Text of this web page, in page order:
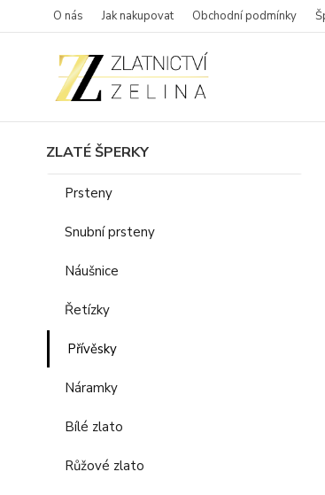
O nás Jak nakupovat Obchodní podmínky
ZLATÉ ŠPERKY
Prsteny
Snubní prsteny
Náušnice
Řetízky
Přívěsky
Náramky
Bílé zlato
Růžové zlato